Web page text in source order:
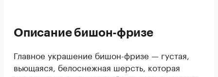
Описание бишон-фризе
Главное украшение бишон-фризе — густая,
вьющаяся, белоснежная шерсть, которая